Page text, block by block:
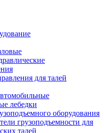
для талей
лебедки
оборудования
грузоподъемности для
талей